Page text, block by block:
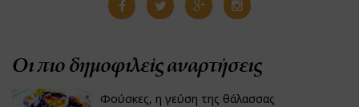
Οι πιο δημοφιλείς αναρτήσεις
Φούσκες, η γεύση της θάλασσας